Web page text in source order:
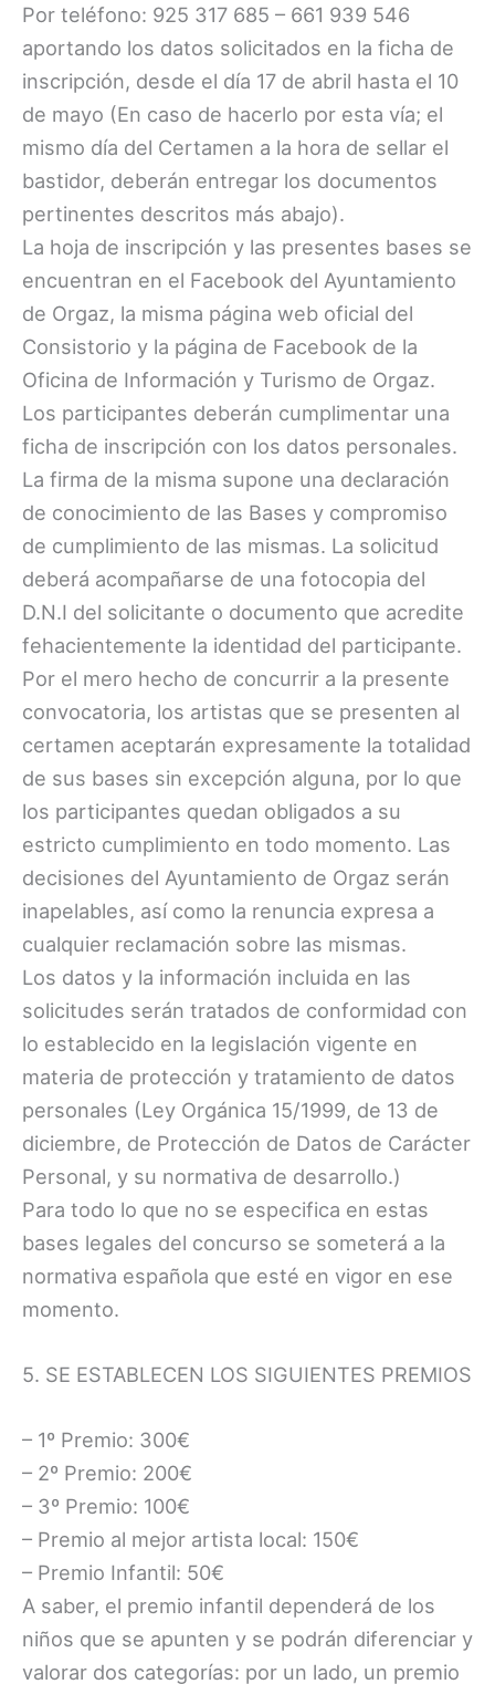
Por teléfono: 925 317 685 – 661 939 546
aportando los datos solicitados en la ficha de
inscripción, desde el día 17 de abril hasta el 10
de mayo (En caso de hacerlo por esta vía; el
mismo día del Certamen a la hora de sellar el
bastidor, deberán entregar los documentos
pertinentes descritos más abajo).
La hoja de inscripción y las presentes bases se
encuentran en el Facebook del Ayuntamiento
de Orgaz, la misma página web oficial del
Consistorio y la página de Facebook de la
Oficina de Información y Turismo de Orgaz.
Los participantes deberán cumplimentar una
ficha de inscripción con los datos personales.
La firma de la misma supone una declaración
de conocimiento de las Bases y compromiso
de cumplimiento de las mismas. La solicitud
deberá acompañarse de una fotocopia del
D.N.I del solicitante o documento que acredite
fehacientemente la identidad del participante.
Por el mero hecho de concurrir a la presente
convocatoria, los artistas que se presenten al
certamen aceptarán expresamente la totalidad
de sus bases sin excepción alguna, por lo que
los participantes quedan obligados a su
estricto cumplimiento en todo momento. Las
decisiones del Ayuntamiento de Orgaz serán
inapelables, así como la renuncia expresa a
cualquier reclamación sobre las mismas.
Los datos y la información incluida en las
solicitudes serán tratados de conformidad con
lo establecido en la legislación vigente en
materia de protección y tratamiento de datos
personales (Ley Orgánica 15/1999, de 13 de
diciembre, de Protección de Datos de Carácter
Personal, y su normativa de desarrollo.)
Para todo lo que no se especifica en estas
bases legales del concurso se someterá a la
normativa española que esté en vigor en ese
momento.
5. SE ESTABLECEN LOS SIGUIENTES PREMIOS
– 1º Premio: 300€
– 2º Premio: 200€
– 3º Premio: 100€
– Premio al mejor artista local: 150€
– Premio Infantil: 50€
A saber, el premio infantil dependerá de los
niños que se apunten y se podrán diferenciar y
valorar dos categorías: por un lado, un premio